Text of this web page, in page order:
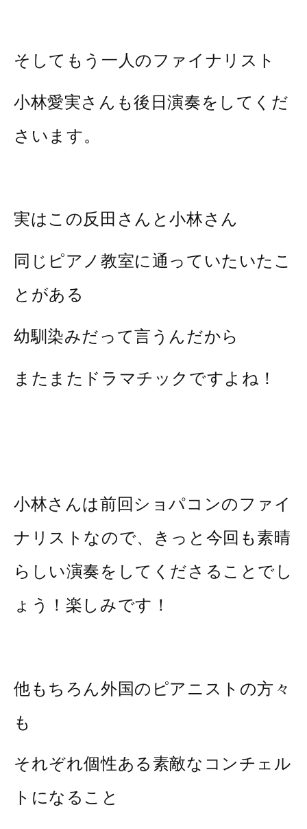
そしてもう一人のファイナリスト
小林愛実さんも後日演奏をしてくだ
さいます。
実はこの反田さんと小林さん
同じピアノ教室に通っていたいたこ
とがある
幼馴染みだって言うんだから
またまたドラマチックですよね！
小林さんは前回ショパコンのファイ
ナリストなので、きっと今回も素晴
らしい演奏をしてくださることでし
ょう！楽しみです！
他もちろん外国のピアニストの方々
も
それぞれ個性ある素敵なコンチェル
トになること